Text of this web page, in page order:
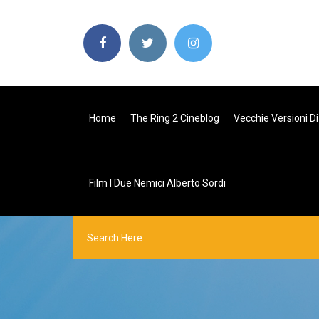
Home The Ring 2 Cineblog Vecchie Versioni
Film I Due Nemici Alberto Sordi